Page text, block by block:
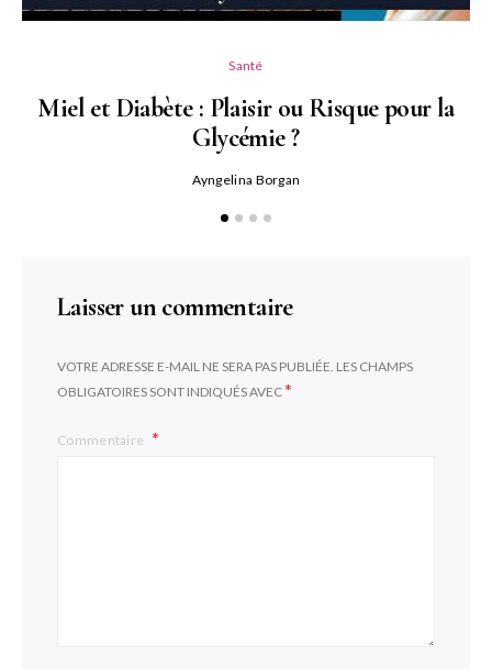
Santé
Miel et Diabète : Plaisir ou Risque pour la
Glycémie ?
Ayngelina Borgan
Laisser un commentaire
VOTRE ADRESSE E-MAIL NE SERA PAS PUBLIÉE. LES CHAMPS
OBLIGATOIRES SONT INDIQUÉS AVEC*
Commentaire